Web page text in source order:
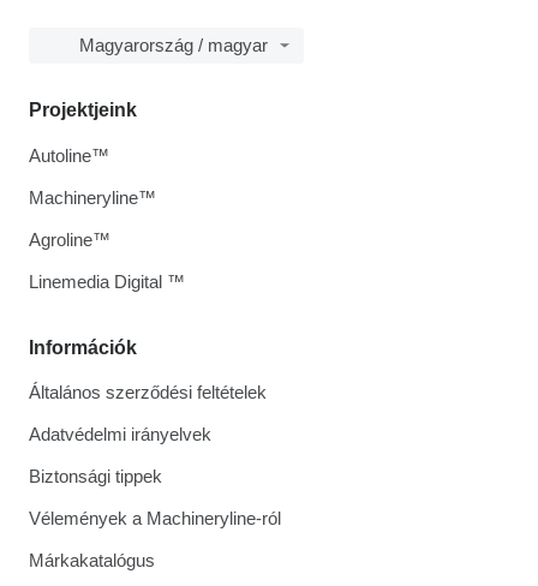
Magyarország / magyar
Információk
Általános szerződési feltételek
Adatvédelmi irányelvek
Biztonsági tippek
Vélemények a Machineryline-ról
Márkakatalógus
Projektjeink
Autoline™
Machineryline™
Agroline™
Linemedia Digital ™